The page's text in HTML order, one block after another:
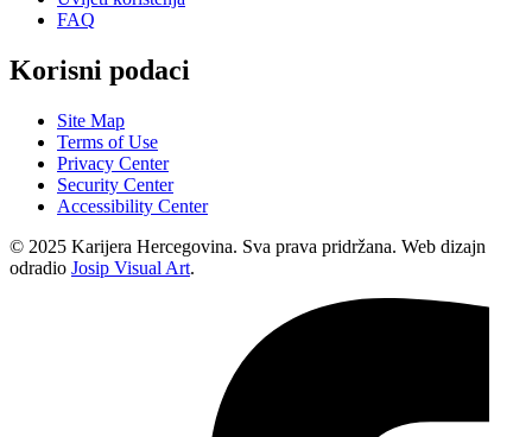
FAQ
Korisni podaci
Site Map
Terms of Use
Privacy Center
Security Center
Accessibility Center
© 2025 Karijera Hercegovina. Sva prava pridržana. Web dizajn
odradio Josip Visual Art.